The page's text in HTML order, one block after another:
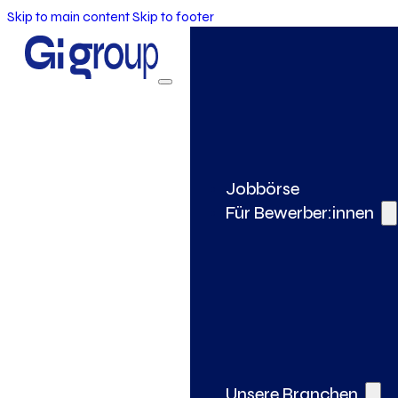
Skip to main contentSkip to footer
Jobbörse
Für Bewerber:innen